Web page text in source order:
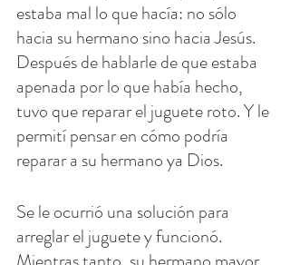
estaba mal lo que hacía: no sólo
hacia su hermano sino hacia Jesús.
Después de hablarle de que estaba
apenada por lo que había hecho,
tuvo que reparar el juguete roto. Y le
permití pensar en cómo podría
reparar a su hermano ya Dios.
Se le ocurrió una solución para
arreglar el juguete y funcionó.